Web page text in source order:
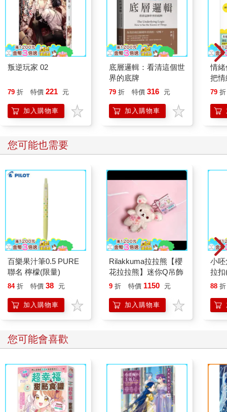
叛逆玩家 02
79 折 特價 221 元
加入購物車
底層邏輯：看清這個世
界的底牌
79 折 特價 316 元
加入購物車
情
把
誰
79 折
您可能也需要
百樂果汁筆0.5 PURE
聯名 檸檬(限量)
84 折 特價 38 元
加入購物車
Rilakkuma拉拉熊【櫻
花拉拉熊】迷你Q吊飾
9 折 特價 1150 元
加入購物車
小
拉
88 折
您可能會喜歡